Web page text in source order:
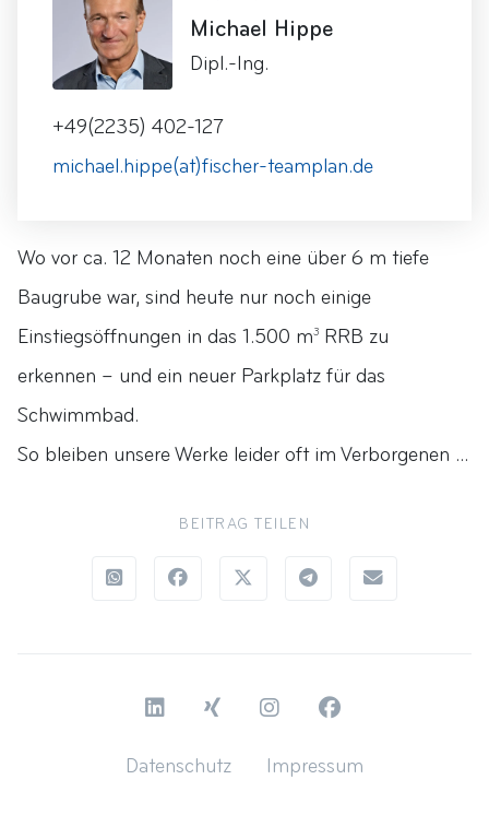
Wo vor ca. 12 Monaten noch eine über 6 m tiefe
Baugrube war, sind heute nur noch einige
Einstiegsöffnungen in das 1.500 m3 RRB zu
erkennen – und ein neuer Parkplatz für das
Schwimmbad.
So bleiben unsere Werke leider oft im Verborgenen ...
BEITRAG TEILEN
Michael Hippe
Dipl.-Ing.
+49(2235) 402-127
michael.hippe(at)fischer-teamplan.de
LinkedInXing Instagram
Datenschutz Impressum